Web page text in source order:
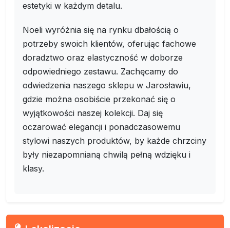
estetyki w każdym detalu.
Noeli wyróżnia się na rynku dbałością o
potrzeby swoich klientów, oferując fachowe
doradztwo oraz elastyczność w doborze
odpowiedniego zestawu. Zachęcamy do
odwiedzenia naszego sklepu w Jarosławiu,
gdzie można osobiście przekonać się o
wyjątkowości naszej kolekcji. Daj się
oczarować elegancji i ponadczasowemu
stylowi naszych produktów, by każde chrzciny
były niezapomnianą chwilą pełną wdzięku i
klasy.